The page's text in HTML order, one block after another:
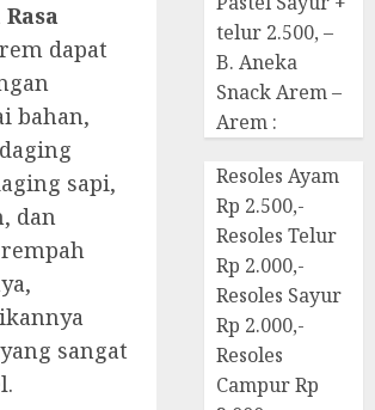
dapat
bahan,
sapi,
dan
sangat
telur 2.500, –
B. Aneka
Snack Arem –
Arem :
Resoles Ayam
Rp 2.500,-
Resoles Telur
Rp 2.000,-
Resoles Sayur
Rp 2.000,-
Resoles
Campur Rp